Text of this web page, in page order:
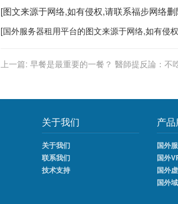
[图文来源于网络,如有侵权,请联系福步网络删
[国外服务器租用平台的图文来源于网络,如有侵
上一篇: 早餐是最重要的一餐？ 醫師提反論：不
关于我们
关于我们
联系我们
技术支持
产
国外
国外
国外
国外